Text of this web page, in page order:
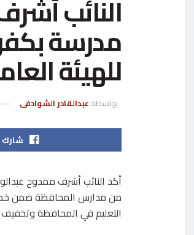
مدرسة
للهيئة
بواسطة عبدالقادر الشوادفى
شارك
أكد النائب أشرف ممدوح
التعليم في المحافظة